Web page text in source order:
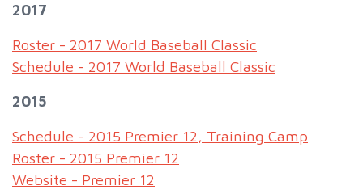
2017
Roster - 2017 World Baseball Classic
Schedule - 2017 World Baseball Classic
2015
Schedule - 2015 Premier 12, Training Camp
Roster - 2015 Premier 12
Website - Premier 12